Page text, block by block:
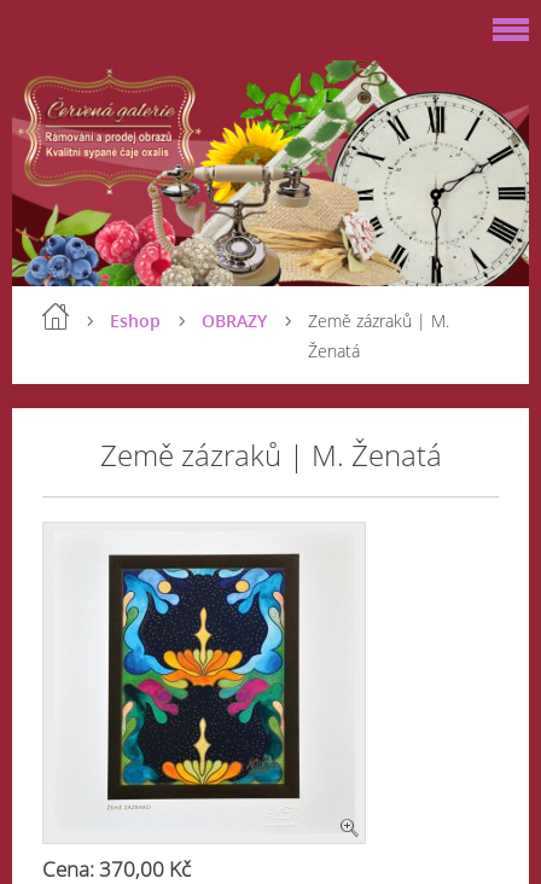
Eshop OBRAZY
Země zázraků | M.
Ženatá
Země zázraků | M. Ženatá
Cena: 370,00 Kč